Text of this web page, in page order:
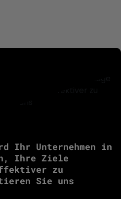
Ihr Unternehmen in
Ihre Ziele
zu
Sie uns